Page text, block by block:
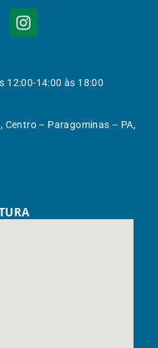
12:00-14:00 às 18:00
Centro – Paragominas – PA,